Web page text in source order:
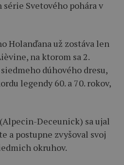
Svetového pohára v
Holanďana už zostáva len
na ktorom sa 2.
dúhového dresu,
legendy 60. a 70. rokov,
Deceunick) sa ujal
a postupne zvyšoval svoj
okruhov.